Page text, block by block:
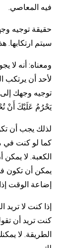
فيه المعاصي.
حقيقة توجيه
سيتم ارتكابها.
ومعناه: أنه لا
لأحد أن يرتكب
توجيه وجهك
يَحْرُمُ عَلَيْكَ أَنْ
لذلك يجب أن
كما لو كنت في
الكعبة. لا
يمكن أن تكون
إضاعة الوقت
إذا كنت لا تريد
كنت تريد أن
الطريقة. لا